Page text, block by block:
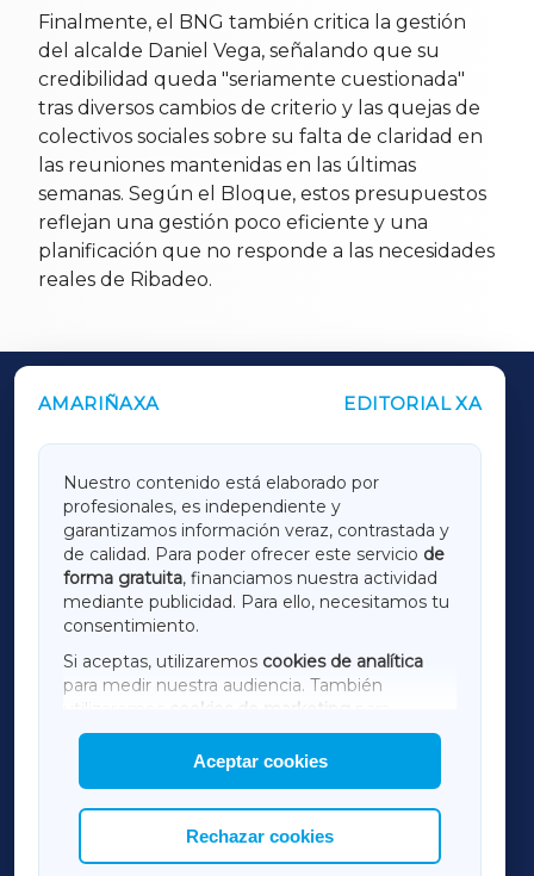
Finalmente, el BNG también critica la gestión
del alcalde Daniel Vega, señalando que su
credibilidad queda "seriamente cuestionada"
tras diversos cambios de criterio y las quejas de
colectivos sociales sobre su falta de claridad en
las reuniones mantenidas en las últimas
semanas. Según el Bloque, estos presupuestos
reflejan una gestión poco eficiente y una
planificación que no responde a las necesidades
reales de Ribadeo.
AMARIÑAXA EDITORIAL XA
Nuestro contenido está elaborado por
profesionales, es independiente y
garantizamos información veraz, contrastada y
de calidad. Para poder ofrecer este servicio de
forma gratuita, financiamos nuestra actividad
mediante publicidad. Para ello, necesitamos tu
consentimiento.
Si aceptas, utilizaremos cookies de analítica
para medir nuestra audiencia. También
utilizaremos
cookies de marketing
mostrar publicidad de terceros.
Asimismo, puedes personalizar la elección de
las cookies que deseas permitir.
Aceptar cookies
Rechazar cookies
OUTROS PERIÓDICOS
LUGOXA
TERRACHAXA
AMARIÑAXA
RIBEIRASACRAXA
ACORUÑAXA